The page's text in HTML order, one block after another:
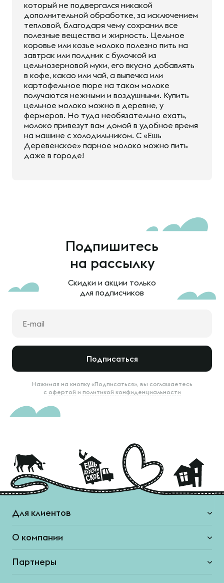
который не подвергался никакой
дополнительной обработке, за исключением
тепловой, благодаря чему сохранил все
полезные вещества и жирность. Цельное
коровье или козье молоко полезно пить на
завтрак или полдник с булочкой из
цельнозерновой муки, его вкусно добавлять
в кофе, какао или чай, а выпечка или
картофельное пюре на таком молоке
получаются нежными и воздушными. Купить
цельное молоко можно в деревне, у
фермеров. Но туда необязательно ехать,
молоко привезут вам домой в удобное время
на машине с холодильником. С «Ешь
Деревенское» парное молоко можно пить
даже в городе!
Подпишитесь
на рассылку
Скидки и акции только
для подписчиков
Подписаться
Нажимая на кнопку «Подписаться», вы соглашаетесь
с офертой и политикой конфиденциальности
Для клиентов
О компании
Партнеры